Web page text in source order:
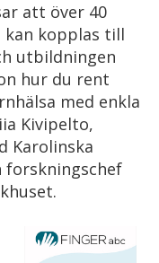
att över 40
kan kopplas till
utbildningen
hur du rent
med enkla
Kivipelto,
Karolinska